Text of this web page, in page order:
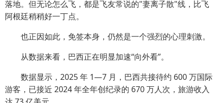
落地。但无论怎么飞，都是飞友常说的"妻离子散"线，比飞
阿根廷稍稍好一丁点。
也正因如此，免签本身，仍然是一个强烈的心理刺激。
从数据来看，巴西正在明显加速“向外看”。
数据显示，2025 年 1—7 月，巴西共接待约 600 万国际
游客，已接近 2024 年全年创纪录的 670 万人次，旅游收入